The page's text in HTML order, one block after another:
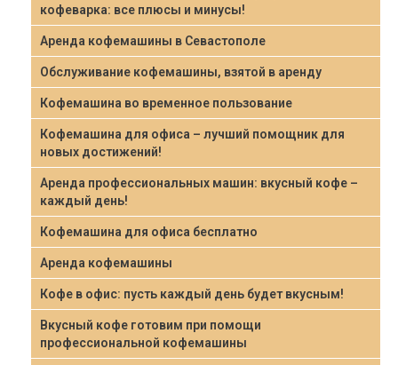
кофеварка: все плюсы и минусы!
Аренда кофемашины в Севастополе
Обслуживание кофемашины, взятой в аренду
Кофемашина во временное пользование
Кофемашина для офиса – лучший помощник для
новых достижений!
Аренда профессиональных машин: вкусный кофе –
каждый день!
Кофемашина для офиса бесплатно
Аренда кофемашины
Кофе в офис: пусть каждый день будет вкусным!
Вкусный кофе готовим при помощи
профессиональной кофемашины